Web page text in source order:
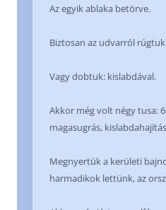
Az egyik ablaka betörve.
Biztosan az udvarról
Vagy dobtuk: kislabdával.
Akkor még volt négy tusa:
magasugrás,
Megnyertük a kerületi
harmadikok lettünk, az